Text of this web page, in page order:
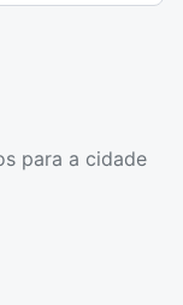
para a cidade